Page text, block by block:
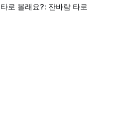
타로 볼래요?: 잔바람 타로